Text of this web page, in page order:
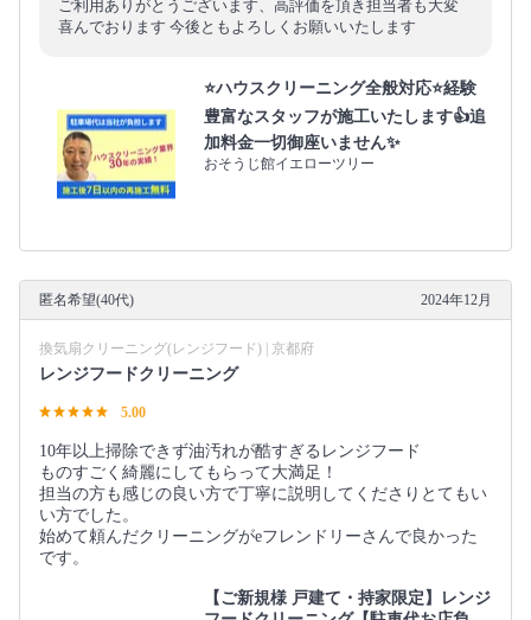
ご利用ありがとうございます、高評価を頂き担当者も大変
喜んでおります 今後ともよろしくお願いいたします
⭐ハウスクリーニング全般対応⭐経験
豊富なスタッフが施工いたします👍追
加料金一切御座いません✨
おそうじ館イエローツリー
匿名希望(40代) 2024年12月
換気扇クリーニング(レンジフード) | 京都府
レンジフードクリーニング
5.00
10年以上掃除できず油汚れが酷すぎるレンジフード
ものすごく綺麗にしてもらって大満足！
担当の方も感じの良い方で丁寧に説明してくださりとてもい
い方でした。
始めて頼んだクリーニングがeフレンドリーさんで良かった
です。
【ご新規様 戸建て・持家限定】レンジ